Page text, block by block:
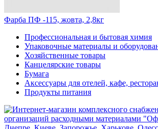
Фарба ПФ -115, жовта, 2,8кг
Профессиональная и бытовая химия
Упаковочные материалы и
Хозяйственные товары
Канцелярские товары
Бумага
Аксессуары для отелей, кафе,
Продукты питания